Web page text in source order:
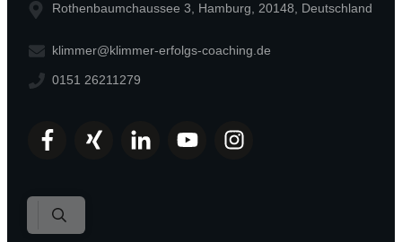
Rothenbaumchaussee 3, Hamburg, 20148, Deutschland
klimmer@klimmer-erfolgs-coaching.de
0151 26211279